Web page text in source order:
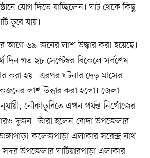
যোগ দিতে যাচ্ছিলেন। ঘাট থেকে কিছু
ডুবে যায়।
আগে ৬৯ জনের লাশ উদ্ধার করা হয়েছে।
গত ২৮ সেপ্টেম্বর বিকেলে সর্বশেষ
করা হয়। এরপর ঘটনার দেড় মাসের
লাশ উদ্ধার করা হলো। জেলা
নৌকাডুবিতে এখন পর্যন্ত নিখোঁজের
দুজন। তাঁরা হলেন বোদা উপজেলার
কলেজপাড়া এলাকার সরেন্দ্র নাথ
উপজেলার ঘাটিয়ারপাড়া এলাকার